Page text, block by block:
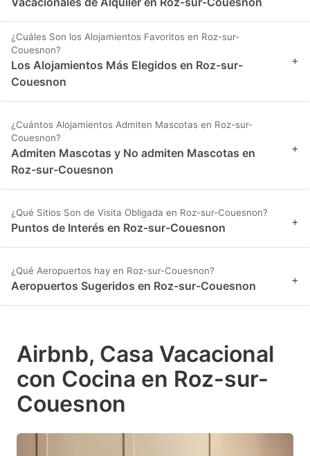
¿Cuáles Son los Alojamientos Favoritos en Roz-sur-
Couesnon?
Los Alojamientos Más Elegidos en Roz-sur-
Couesnon
+
¿Cuántos Alojamientos Admiten Mascotas en Roz-sur-
Couesnon?
Admiten Mascotas y No admiten Mascotas en
Roz-sur-Couesnon
+
¿Qué Sitios Son de Visita Obligada en Roz-sur-Couesnon?
Puntos de Interés en Roz-sur-Couesnon +
¿Qué Aeropuertos hay en Roz-sur-Couesnon?
Aeropuertos Sugeridos en Roz-sur-Couesnon +
Airbnb, Casa Vacacional
con Cocina en Roz-sur-
Couesnon